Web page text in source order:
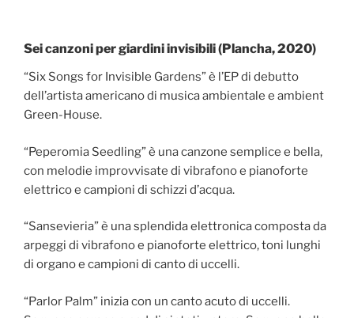
Sei canzoni per giardini invisibili (Plancha, 2020)
“Six Songs for Invisible Gardens” è l’EP di debutto
dell’artista americano di musica ambientale e ambient
Green-House.
“Peperomia Seedling” è una canzone semplice e bella,
con melodie improvvisate di vibrafono e pianoforte
elettrico e campioni di schizzi d’acqua.
“Sansevieria” è una splendida elettronica composta da
arpeggi di vibrafono e pianoforte elettrico, toni lunghi
di organo e campioni di canto di uccelli.
“Parlor Palm” inizia con un canto acuto di uccelli.